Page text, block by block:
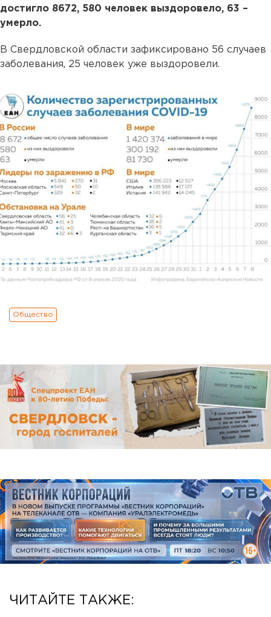
достигло 8672, 580 человек выздоровело, 63 –
умерло.
В Свердловской области зафиксировано 56 случаев
заболевания, 25 человек уже выздоровели.
Общество
ЧИТАЙТЕ ТАКЖЕ: